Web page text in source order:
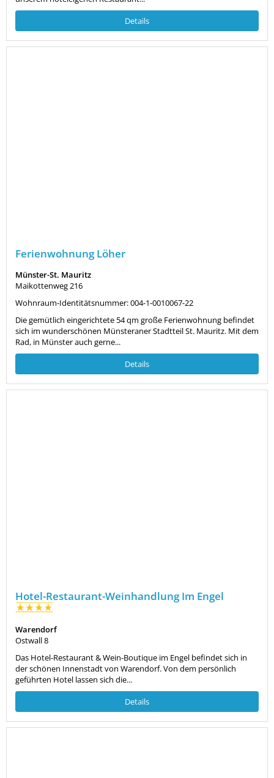
Details
Ferienwohnung Löher
Münster-St. Mauritz
Maikottenweg 216
Wohnraum-Identitätsnummer: 004-1-0010067-22
Die gemütlich eingerichtete 54 qm große Ferienwohnung befindet
sich im wunderschönen Münsteraner Stadtteil St. Mauritz. Mit dem
Rad, in Münster auch gerne...
Details
Hotel-Restaurant-Weinhandlung Im Engel
Warendorf
Ostwall 8
Das Hotel-Restaurant & Wein-Boutique im Engel befindet sich in
der schönen Innenstadt von Warendorf. Von dem persönlich
geführten Hotel lassen sich die...
Details